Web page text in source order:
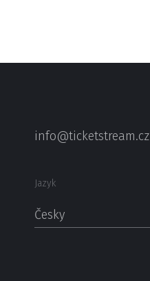
info@ticketstream.cz
Jazyk
Česky